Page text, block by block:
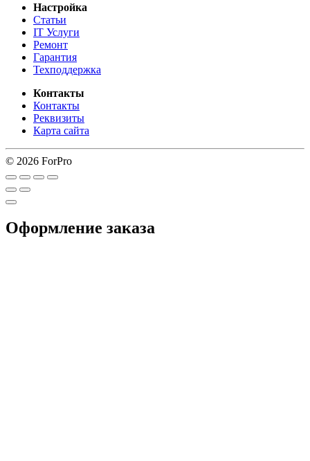
Настройка
Статьи
IT Услуги
Ремонт
Гарантия
Техподдержка
Контакты
Контакты
Реквизиты
Карта сайта
© 2026 ForPro
Оформление заказа